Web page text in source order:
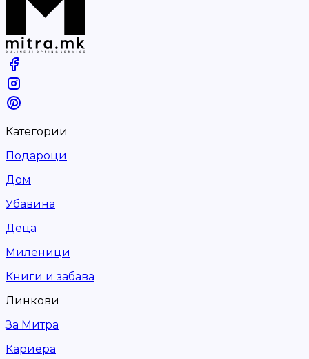
Категории
Подароци
Дом
Убавина
Деца
Миленици
Книги и забава
Линкови
За Митра
Кариера